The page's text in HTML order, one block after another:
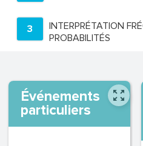
3
INTERPRÉTATION
PROBABILITÉS
Événements
particuliers